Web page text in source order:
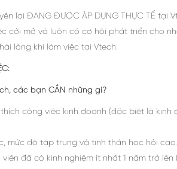
lợi ĐANG ĐƯỢC ÁP DỤNG THỰC TẾ tại
cởi mở và luôn có cơ hội phát triển cho
lòng khi làm việc tại Vtech.
các bạn CẦN những gì?
thích công việc kinh doanh (đặc biệt là kinh
mức độ tập trung và tinh thần học hỏi cao.
viên đã có kinh nghiệm ít nhất 1 năm trở